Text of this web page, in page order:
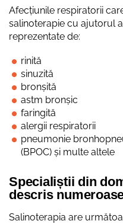
Afecțiunile respiratorii
salinoterapie cu ajutorul
reprezentate de:
rinită
sinuzită
bronșită
astm bronșic
faringită
alergii respiratorii
pneumonie
(BPOC) și multe altele
Specialiștii din
descris
Salinoterapia are